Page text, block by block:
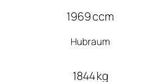
1969 ccm
Hubraum
1844 kg